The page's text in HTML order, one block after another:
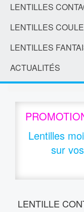
LENTILLES
LENTILLES
LENTILLES
ACTUALITÉS
Lentilles
sur
LENTILLE